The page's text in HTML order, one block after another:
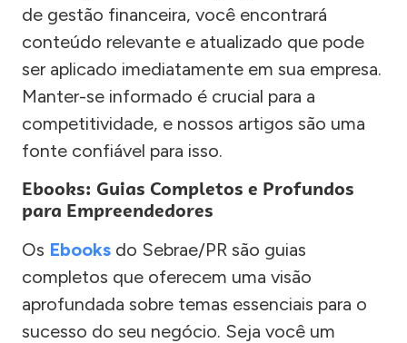
de gestão financeira, você encontrará
conteúdo relevante e atualizado que pode
ser aplicado imediatamente em sua empresa.
Manter-se informado é crucial para a
competitividade, e nossos artigos são uma
fonte confiável para isso.
Ebooks: Guias Completos e Profundos
para Empreendedores
Os Ebooks do Sebrae/PR são guias
completos que oferecem uma visão
aprofundada sobre temas essenciais para o
sucesso do seu negócio. Seja você um